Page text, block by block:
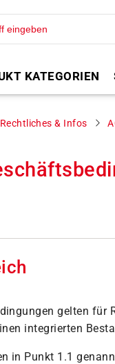
KATEGORIEN
Rechtliches & Infos
gelten
integrierten
in Punkt 1.1